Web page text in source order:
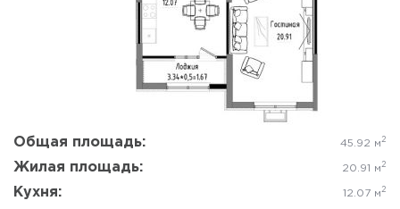
Общая площадь: 45.92 м 2
Жилая площадь: 20.91 м 2
Кухня: 12.07 м 2
Отмена